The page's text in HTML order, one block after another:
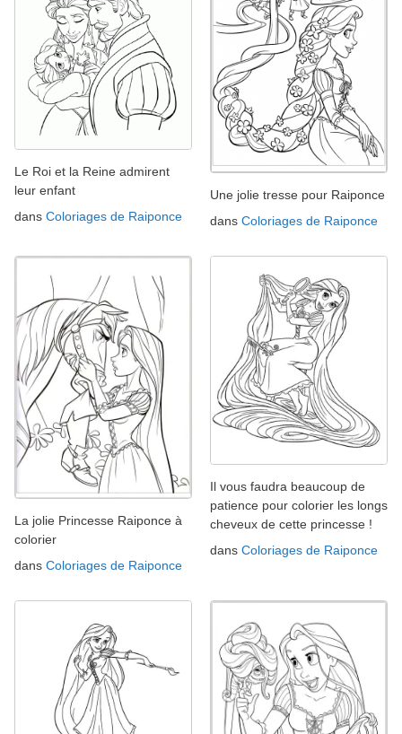
Le Roi et la Reine admirent
leur enfant
dans Coloriages de Raiponce
Une jolie tresse pour Raiponce
dans Coloriages de Raiponce
La jolie Princesse Raiponce à
colorier
dans Coloriages de Raiponce
Il vous faudra beaucoup de
patience pour colorier les longs
cheveux de cette princesse !
dans Coloriages de Raiponce